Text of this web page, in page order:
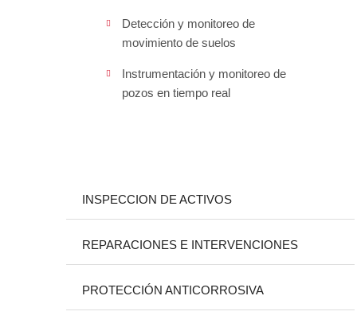
Detección y monitoreo de
movimiento de suelos
Instrumentación y monitoreo de
pozos en tiempo real
INSPECCION DE ACTIVOS
REPARACIONES E INTERVENCIONES
PROTECCIÓN ANTICORROSIVA